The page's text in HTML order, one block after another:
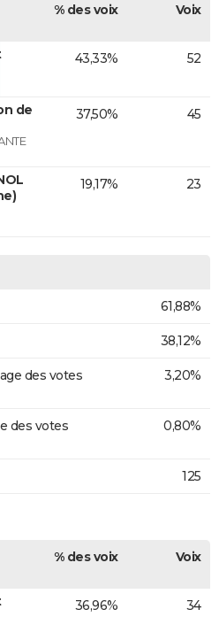
% des voix Voix
43,33% 52
de
37,50% 45
19,17% 23
61,88%
38,12%
des votes
3,20%
des votes
0,80%
125
% des voix Voix
36,96% 34